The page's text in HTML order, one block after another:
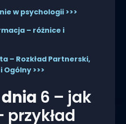
w psychologii >>>
– różnice i
– Rozkład Partnerski,
Ogólny >>>
6 – jak
przykład